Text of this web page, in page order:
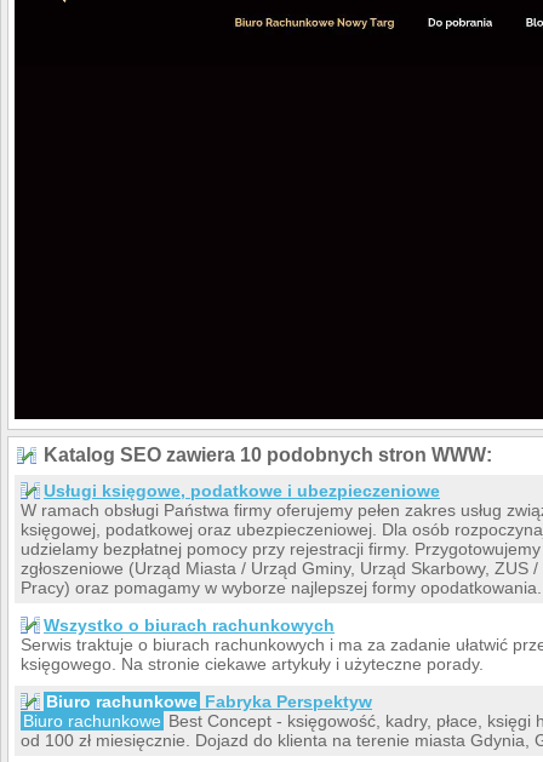
Katalog SEO zawiera 10 podobnych stron WWW:
Usługi księgowe, podatkowe i ubezpieczeniowe
W ramach obsługi Państwa firmy oferujemy pełen zakres usług
księgowej, podatkowej oraz ubezpieczeniowej. Dla osób
udzielamy bezpłatnej pomocy przy rejestracji firmy.
zgłoszeniowe (Urząd Miasta / Urząd Gminy, Urząd Skarbowy, ZUS
Pracy) oraz pomagamy w wyborze najlepszej formy
Wszystko o biurach rachunkowych
Serwis traktuje o biurach rachunkowych i ma za zadanie ułatwić
księgowego. Na stronie ciekawe artykuły i użyteczne porady.
Biuro rachunkowe Fabryka Perspektyw
Biuro rachunkowe Best Concept - księgowość, kadry, płace,
od 100 zł miesięcznie. Dojazd do klienta na terenie miasta Gdynia,